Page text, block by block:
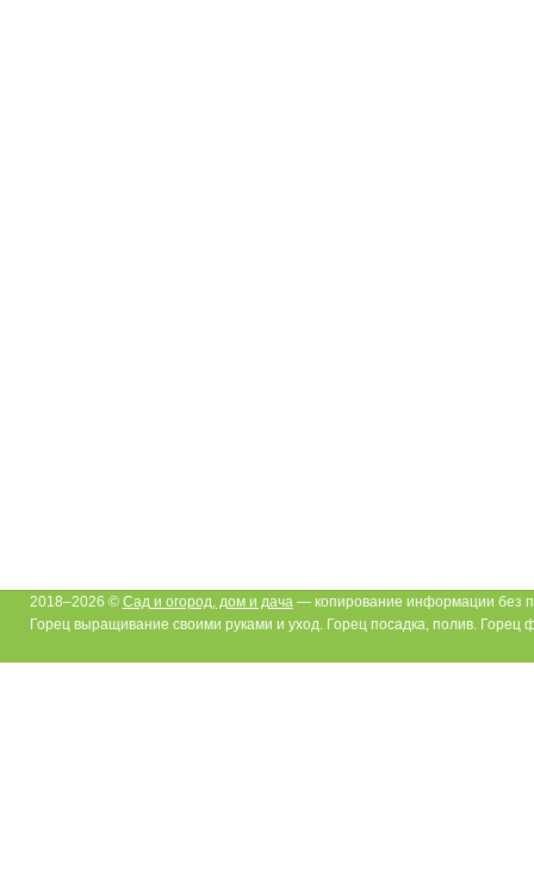
2018–2026 © Сад и огород, дом и дача— копирование информации без
Горец выращивание своими руками и уход. Горец посадка, полив. Горец